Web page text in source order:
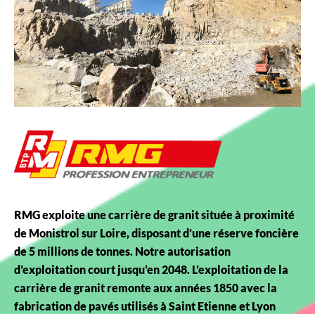
RMG exploite une carrière de granit située à proximité
de Monistrol sur Loire, disposant d’une réserve foncière
de 5 millions de tonnes. Notre autorisation
d’exploitation court jusqu’en 2048. L’exploitation de la
carrière de granit remonte aux années 1850 avec la
fabrication de pavés utilisés à Saint Etienne et Lyon